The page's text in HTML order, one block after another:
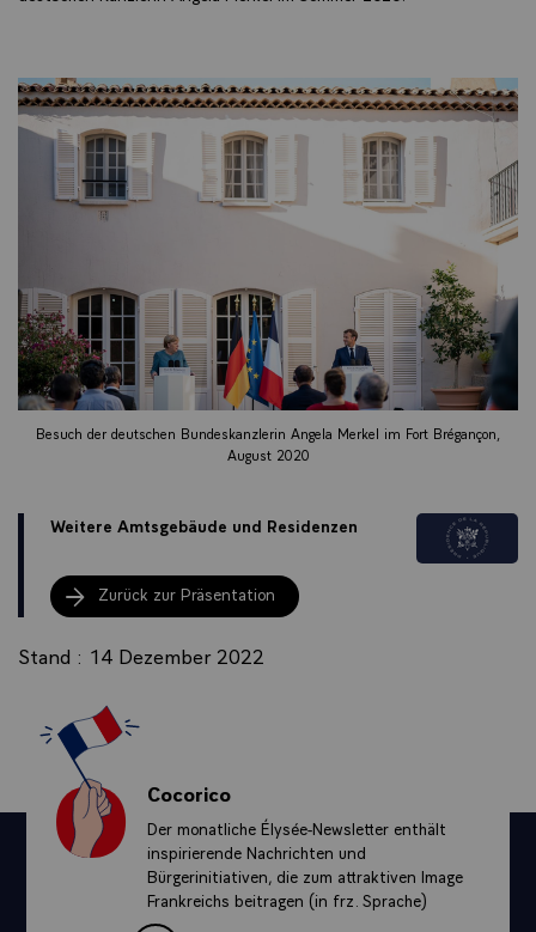
Besuch der deutschen Bundeskanzlerin Angela Merkel im Fort Brégançon,
August 2020
Weitere Amtsgebäude und Residenzen
Zurück zur Präsentation
Stand : 14 Dezember 2022
Cocorico
Der monatliche Élysée-Newsletter enthält
inspirierende Nachrichten und
Bürgerinitiativen, die zum attraktiven Image
Frankreichs beitragen (in frz. Sprache)